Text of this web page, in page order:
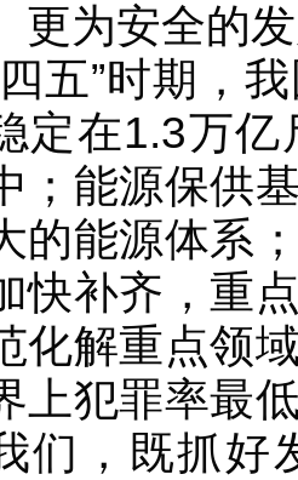
更为安全的
五”时期，
定在1.3万
；能源保供
的能源体系
快补齐，重
化解重点领
上犯罪率最
们，既抓好